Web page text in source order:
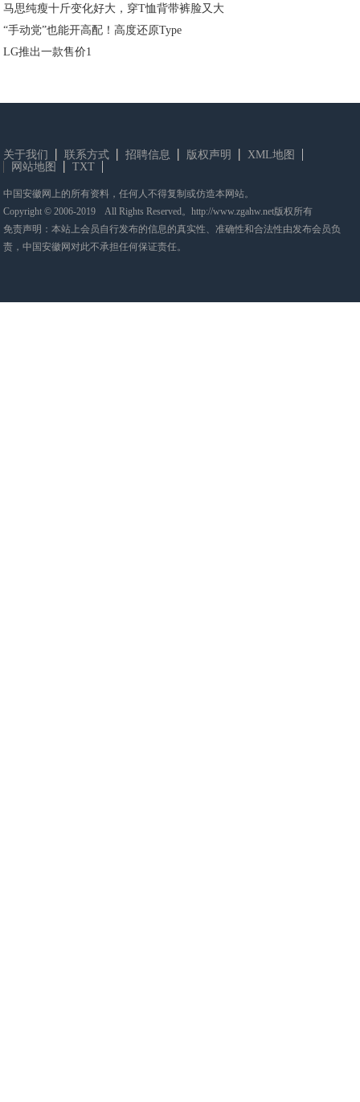
马思纯瘦十斤变化好大，穿T恤背带裤脸又大
“手动党”也能开高配！高度还原Type
LG推出一款售价1
关于我们 联系方式 招聘信息 版权声明
XML地图
网站地图
TXT
中国安徽网上的所有资料，任何人不得复制或仿造本网站。
Copyright © 2006-2019 All Rights Reserved。http://www.zgahw.net版权所有
免责声明：本站上会员自行发布的信息的真实性、准确性和合法性由发布会员负
责，中国安徽网对此不承担任何保证责任。